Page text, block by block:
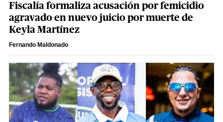
Fiscalía formaliza acusación por femicidio
agravado en nuevo juicio por muerte de
Keyla Martínez
Fernando Maldonado